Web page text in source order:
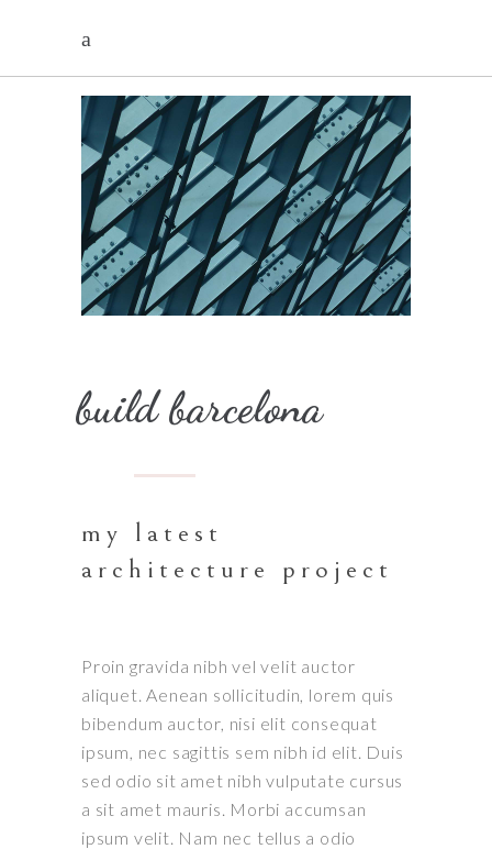
build barcelona
my latest
architecture project
Proin gravida nibh vel velit auctor
aliquet. Aenean sollicitudin, lorem quis
bibendum auctor, nisi elit consequat
ipsum, nec sagittis sem nibh id elit. Duis
sed odio sit amet nibh vulputate cursus
a sit amet mauris. Morbi accumsan
ipsum velit. Nam nec tellus a odio